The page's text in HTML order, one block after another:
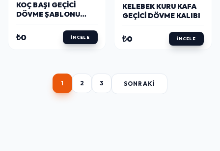
KOÇ BAŞI GEÇICI
DÖVME ŞABLONU
₺0 İNCELE
KELEBEK KURU KAFA
GEÇICI DÖVME KALIBI
₺0 İNCELE
1 2 3 SONRAKI